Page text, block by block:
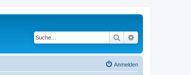
Suche
Anmelden